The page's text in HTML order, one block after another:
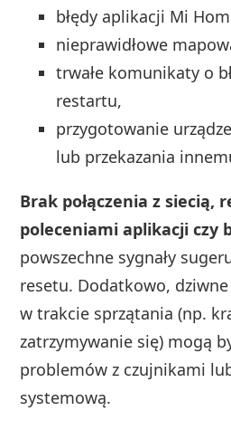
błędy aplikacji Mi
nieprawidłowe
trwałe komunikaty o
restartu,
przygotowanie
lub przekazania
Brak połączenia z siecią,
poleceniami aplikacji czy
powszechne sygnały
resetu. Dodatkowo,
w trakcie sprzątania (np.
zatrzymywanie się) mogą
problemów z czujnikami
systemową.